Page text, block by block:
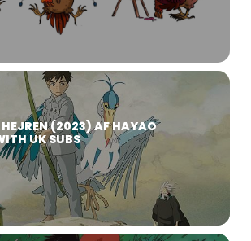
HEJREN (2023) AF HAYAO
UK SUBS